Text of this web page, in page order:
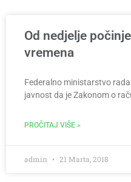
Od nedjelje
vremena
Federalno ministarstvo
javnost da je Zakonom o
PROČITAJ VIŠE »
admin 21 Marta, 2018